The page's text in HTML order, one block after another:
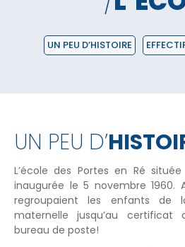
UN PEU D’HISTOIRE
UN PEU D’
L’école des Portes en Ré
inaugurée le 5 novembre 1960.
regroupaient les enfants de
maternelle jusqu’au certificat
bureau de poste!